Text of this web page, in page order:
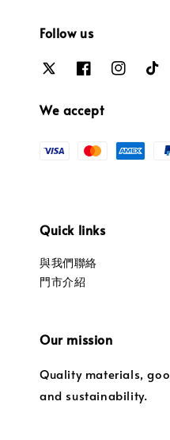
Follow us
We accept
Quick links
與我們聯絡
門市介紹
Our mission
Quality materials,
and sustainability.